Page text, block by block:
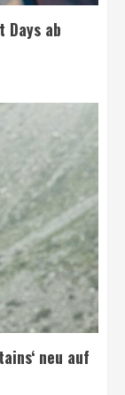
Days ab
neu auf